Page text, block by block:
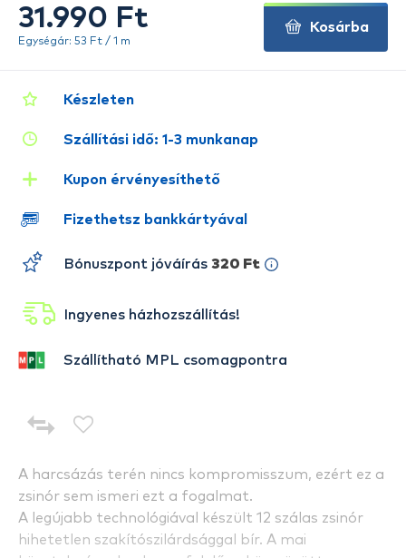
A harcsázás terén nincs kompromisszum, ezért ez a
zsinór sem ismeri ezt a fogalmat.
A legújabb technológiával készült 12 szálas zsinór
hihetetlen szakítószilárdsággal bír. A mai
Készleten
Szállítási idő: 1-3 munkanap
Kupon érvényesíthető
Fizethetsz bankkártyával
Bónuszpont jóváírás 320 Ft
Ingyenes házhozszállítás!
Szállítható MPL csomagpontra
31.990 Ft
Egységár: 53 Ft / 1 m
Kosárba